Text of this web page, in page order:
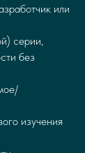
или
серии,
без
изучения